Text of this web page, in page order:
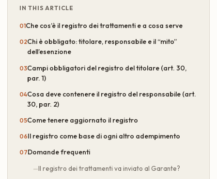
IN THIS ARTICLE
Che cos’è il registro dei trattamenti e a cosa serve
Chi è obbligato: titolare, responsabile e il “mito”
dell’esenzione
Campi obbligatori del registro del titolare (art. 30,
par. 1)
Cosa deve contenere il registro del responsabile (art.
30, par. 2)
Come tenere aggiornato il registro
Il registro come base di ogni altro adempimento
Domande frequenti
Il registro dei trattamenti va inviato al Garante?